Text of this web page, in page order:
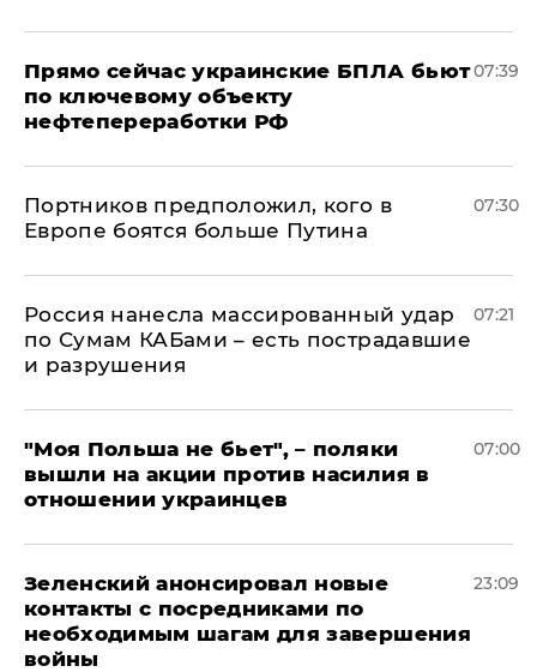
Прямо сейчас украинские БПЛА бьют
по ключевому объекту
нефтепереработки РФ
07:39
Портников предположил, кого в
Европе боятся больше Путина
07:30
Россия нанесла массированный удар
по Сумам КАБами – есть пострадавшие
и разрушения
07:21
"Моя Польша не бьет", – поляки
вышли на акции против насилия в
отношении украинцев
07:00
Зеленский анонсировал новые
контакты с посредниками по
необходимым шагам для завершения
войны
23:09